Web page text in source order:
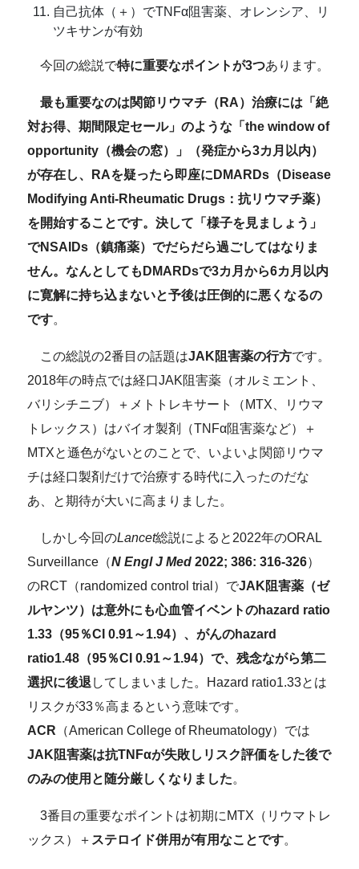
自己抗体（＋）でTNFα阻害薬、オレンシア、リ
ツキサンが有効
今回の総説で特に重要なポイントが3つあります。
最も重要なのは関節リウマチ（RA）治療には「絶
対お得、期間限定セール」のような「the window of
opportunity（機会の窓）」（発症から3カ月以内）
が存在し、RAを疑ったら即座にDMARDs（ Disease
Modifying Anti-Rheumatic Drugs：抗リウマチ薬）
を開始することです。決して「様子を見ましょう」
でNSAIDs（鎮痛薬）でだらだら過ごしてはなりま
せん。なんとしてもDMARDsで3カ月から6カ月以内
に寛解に持ち込まないと予後は圧倒的に悪くなるの
です。
この総説の2番目の話題はJAK阻害薬の行方です。
2018年の時点では経口JAK阻害薬（オルミエント、
バリシチニブ）＋メトトレキサート（MTX、リウマ
トレックス）はバイオ製剤（TNFα阻害薬など）＋
MTXと遜色がないとのことで、いよいよ関節リウマ
チは経口製剤だけで治療する時代に入ったのだな
あ、と期待が大いに高まりました。
しかし今回のLancet総説によると2022年のORAL
Surveillance（N Engl J Med 2022; 386: 316-326）
のRCT（randomized control trial）でJAK阻害薬（ゼ
ルヤンツ）は意外にも心血管イベントのhazard ratio
1.33（95％CI 0.91～1.94）、がんのhazard
ratio1.48（95％CI 0.91～1.94）で、残念ながら第二
選択に後退 してしまいました。Hazard ratio1.33とは
リスクが33％高まるという意味です。
ACR （American College of Rheumatology）では
JAK阻害薬は抗TNFαが失敗しリスク評価をした後で
のみの使用と随分厳しくなりました。
3番目の重要なポイントは初期にMTX（リウマトレ
ックス）＋ ステロイド併用が有用なことです。